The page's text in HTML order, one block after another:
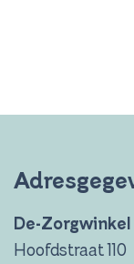
De-Zorgwinkel
Hoofdstraat 110